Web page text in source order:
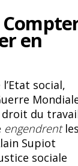
en
social,
du
engendrent les
Supiot
sociale